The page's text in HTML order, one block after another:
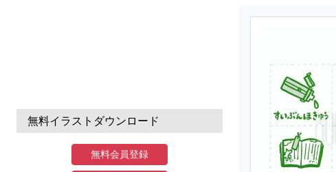
無料イラストダウンロード
無料会員登録